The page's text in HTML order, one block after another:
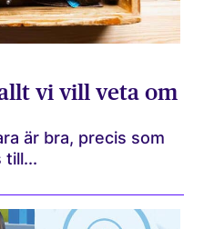
vi vill veta om
är bra, precis som
till...